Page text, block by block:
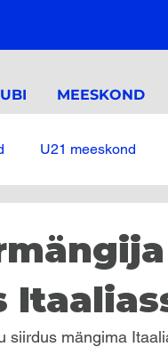
MEESKOND
U21 meeskond
siirdus mängima